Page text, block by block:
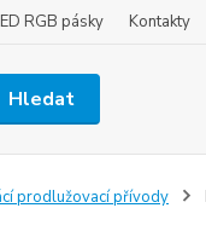
RGB pásky Kontakty
Hledat
prodlužovací přívody